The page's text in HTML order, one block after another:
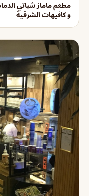
مطعم ماماز شباتي
و كافيهات الشرقية